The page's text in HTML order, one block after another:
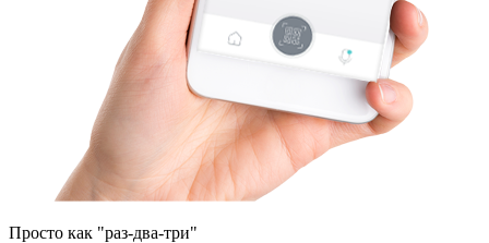
Просто как "раз-два-три"